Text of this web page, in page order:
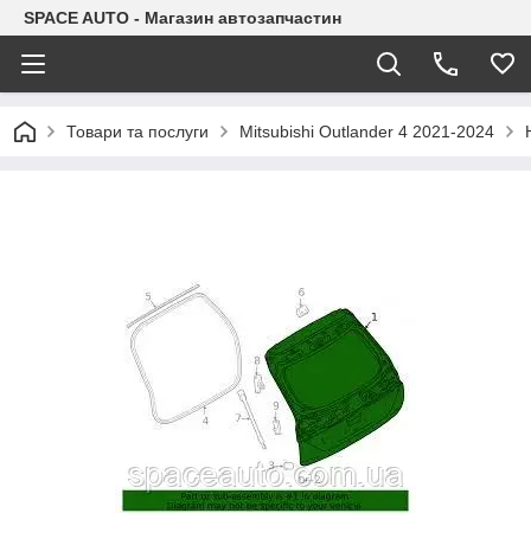
SPACE AUTO - Магазин автозапчастин
Товари та послуги Mitsubishi Outlander 4 2021-2024